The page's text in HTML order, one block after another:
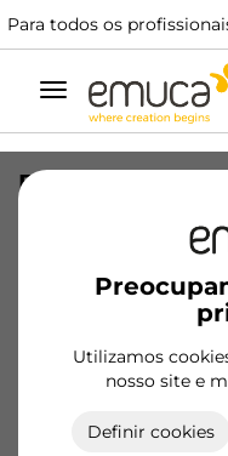
Para todos os
Alternar
navegação
Utilizamos
nosso site e
Definir cookies
Base para
de cozinha
módulo